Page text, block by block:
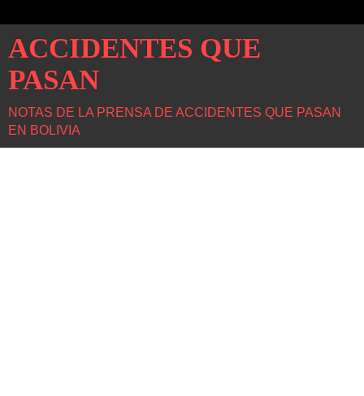
ACCIDENTES QUE
PASAN
NOTAS DE LA PRENSA DE ACCIDENTES QUE PASAN
EN BOLIVIA